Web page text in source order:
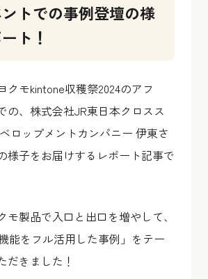
トでの事例登壇の様
ト！
クモkintone収穫祭2024のアフ
の、株式会社JR東日本クロスス
ロップメントカンパニー 伊東さ
様子をお届けするレポート記事で
モ製品で入口と出口を増やして、
能をフル活用した事例」をテー
だきました！